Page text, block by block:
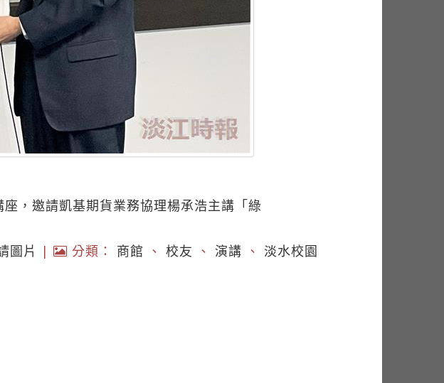
，邀請凱基期貨業務協理楊承浩主講「綠
圖片 | 分類： 商館 、 校友 、 演講 、 淡水校園